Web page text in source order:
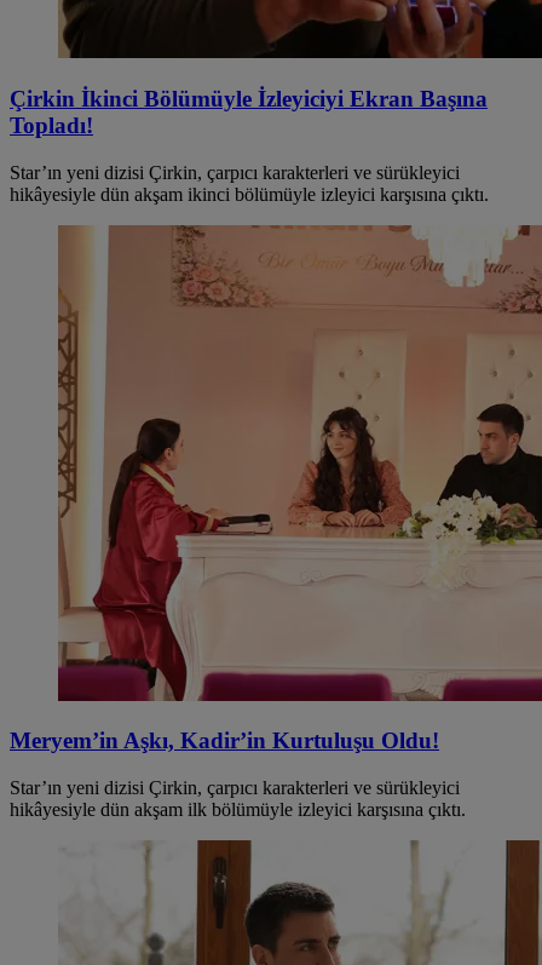
Çirkin İkinci Bölümüyle İzleyiciyi Ekran Başına
Topladı!
Star’ın yeni dizisi Çirkin, çarpıcı karakterleri ve sürükleyici
hikâyesiyle dün akşam ikinci bölümüyle izleyici karşısına çıktı.
Meryem’in Aşkı, Kadir’in Kurtuluşu Oldu!
Star’ın yeni dizisi Çirkin, çarpıcı karakterleri ve sürükleyici
hikâyesiyle dün akşam ilk bölümüyle izleyici karşısına çıktı.